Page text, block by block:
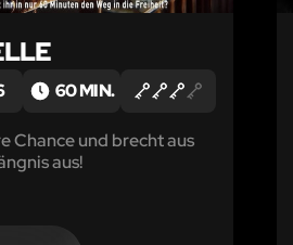
60 MIN.
Chance und brecht aus
aus!